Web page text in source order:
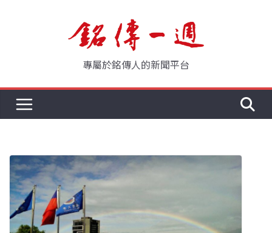
專屬於銘傳人的新聞平台